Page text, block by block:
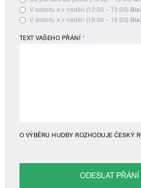
V sobotu a v neděli (12:00 – 13:00)
V sobotu a v neděli (18:00 – 19:00)
TEXT VAŠEHO PŘÁNÍ *
O VÝBĚRU HUDBY ROZHODUJE ČESKÝ